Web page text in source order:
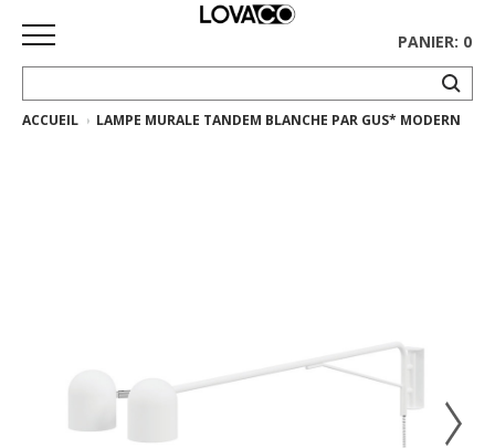
ACCUEIL
PANIER: 0
ACCUEIL LAMPE MURALE TANDEM BLANCHE PAR GUS* MODERN